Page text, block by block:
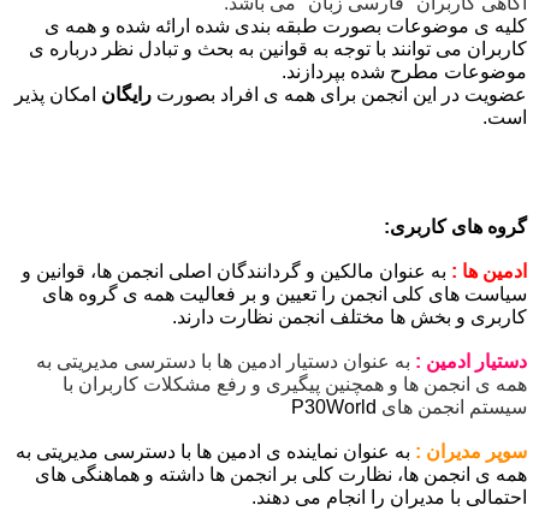
کلیه ی موضوعات بصورت طبقه بندی شده ارائه شده و همه ی
کاربران می توانند با توجه به قوانین به بحث و تبادل نظر درباره ی
موضوعات مطرح شده بپردازند.
عضویت در این انجمن برای همه ی افراد بصورت رایگان امکان پذیر
است.
گروه های کاربری:
ادمین ها : به عنوان مالکین و گردانندگان اصلی انجمن ها، قوانین و
سیاست های کلی انجمن را تعیین و بر فعالیت همه ی گروه های
کاربری و بخش ها مختلف انجمن نظارت دارند.
دستیار ادمین : به عنوان دستیار ادمین ها با دسترسی مدیریتی به
همه ی انجمن ها و همچنین پیگیری و رفع مشکلات کاربران با
سیستم انجمن های P30World
سوپر مدیران : به عنوان نماینده ی ادمین ها با دسترسی مدیریتی به
همه ی انجمن ها، نظارت کلی بر انجمن ها داشته و هماهنگی های
احتمالی با مدیران را انجام می دهند.